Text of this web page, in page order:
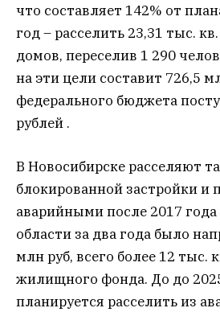
что составляет 142% от
год – расселить 23,31 тыс.
домов, переселив 1 290
на эти цели составит 726,5
федерального бюджета
рублей .
В Новосибирске расселяют
блокированной застройки и
аварийными после 2017
области за два года было
млн руб, всего более 12 тыс.
жилищного фонда. До до
планируется расселить из